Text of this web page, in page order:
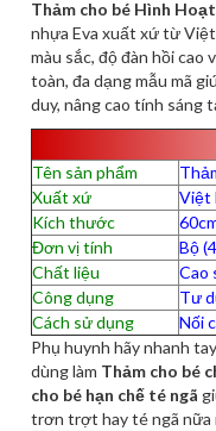
Thảm cho bé Hình
nhựa Eva xuất xứ từ
màu sắc, độ đàn hồi cao
toàn, đa dạng mẫu mã
duy, nâng cao tính sáng
Tên sản phẩm
Xuất xứ
Việt
Kích thước
Đơn vị tính
Bộ
Chất liệu
Cao
Công dụng
Tư
Cách sử dụng
Nối
Phụ huynh hãy nhanh
dùng làm Thảm cho bé
cho bé hạn chế té ngã
trơn trợt hay té ngã nữa